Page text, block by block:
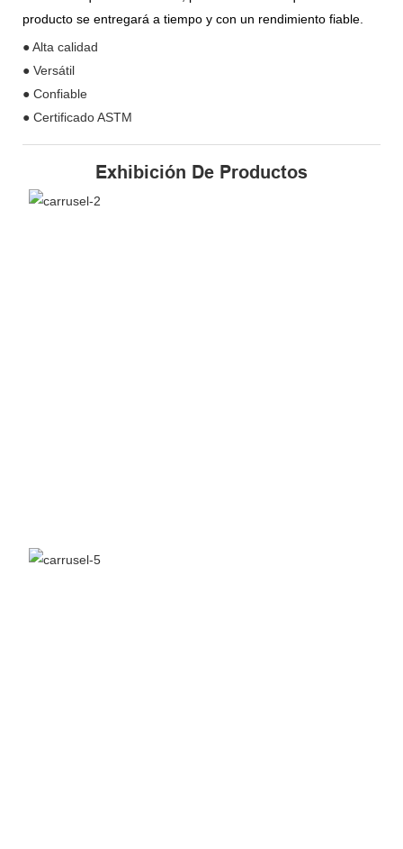
producto se entregará a tiempo y con un rendimiento fiable.
● Alta calidad
● Versátil
● Confiable
● Certificado ASTM
Exhibición De Productos